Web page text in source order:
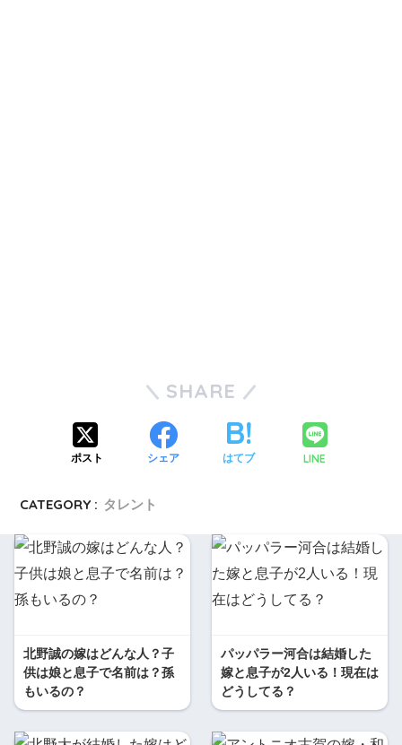
SHARE
ポスト シェア はてブ LINE
CATEGORY : タレント
北野誠の嫁はどんな人？子
供は娘と息子で名前は？孫
もいるの？
パッパラー河合は結婚した
嫁と息子が2人いる！現在は
どうしてる？